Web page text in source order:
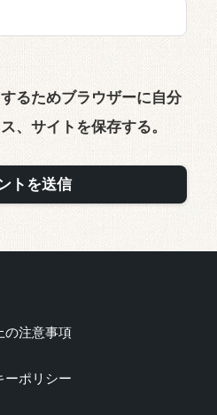
るためブラウザーに自分
、サイトを保存する。
の注意事項
ーポリシー